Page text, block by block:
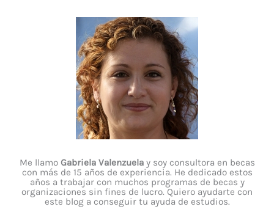
Me llamo Gabriela Valenzuelay soy consultora en becas
con más de 15 años de experiencia. He dedicado estos
años a trabajar con muchos programas de becas y
organizaciones sin fines de lucro. Quiero ayudarte con
este blog a conseguir tu ayuda de estudios.